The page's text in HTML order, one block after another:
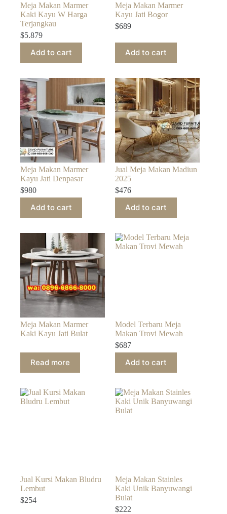
Meja Makan Marmer
Kaki Kayu W Harga
Terjangkau
$5.879
Add to cart
Meja Makan Marmer
Kayu Jati Bogor
$689
Add to cart
Meja Makan Marmer
Kayu Jati Denpasar
$980
Add to cart
Jual Meja Makan Madiun
2025
$476
Add to cart
Meja Makan Marmer
Kaki Kayu Jati Bulat
Read more
Model Terbaru Meja
Makan Trovi Mewah
$687
Add to cart
Jual Kursi Makan Bludru
Lembut
$254
Meja Makan Stainles
Kaki Unik Banyuwangi
Bulat
$222